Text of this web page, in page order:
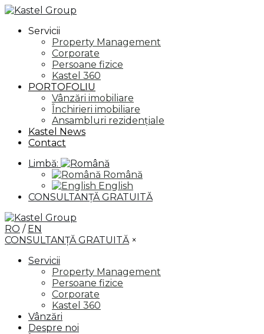
Servicii
Property Management
Corporate
Persoane fizice
Kastel 360
PORTOFOLIU
Vânzări imobiliare
Închirieri imobiliare
Ansambluri rezidențiale
Kastel News
Contact
Limbă:
Română
English
CONSULTANȚĂ GRATUITĂ
RO / EN
CONSULTANȚĂ GRATUITĂ ×
Servicii
Property Management
Persoane fizice
Corporate
Kastel 360
Vânzări
Despre noi